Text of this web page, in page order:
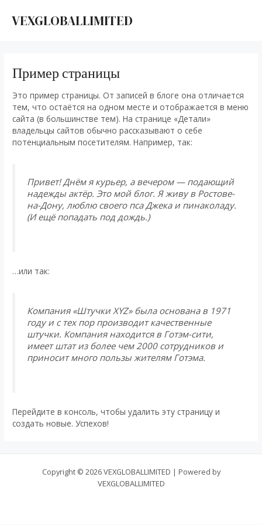
содержимому
VEXGLOBALLIMITED
Пример страницы
Это пример страницы. От записей в блоге она отличается
тем, что остаётся на одном месте и отображается в меню
сайта (в большинстве тем). На странице «Детали»
владельцы сайтов обычно рассказывают о себе
потенциальным посетителям. Например, так:
Привет! Днём я курьер, а вечером — подающий
надежды актёр. Это мой блог. Я живу в Ростове-
на-Дону, люблю своего пса Джека и пинаколаду.
(И ещё попадать под дождь.)
…или так:
Компания «Штучки XYZ» была основана в 1971
году и с тех пор производит качественные
штучки. Компания находится в Готэм-сити,
имеет штат из более чем 2000 сотрудников и
приносит много пользы жителям Готэма.
Перейдитев консоль, чтобы удалить эту страницу и
создать новые. Успехов!
Copyright © 2026 VEXGLOBALLIMITED | Powered by
VEXGLOBALLIMITED